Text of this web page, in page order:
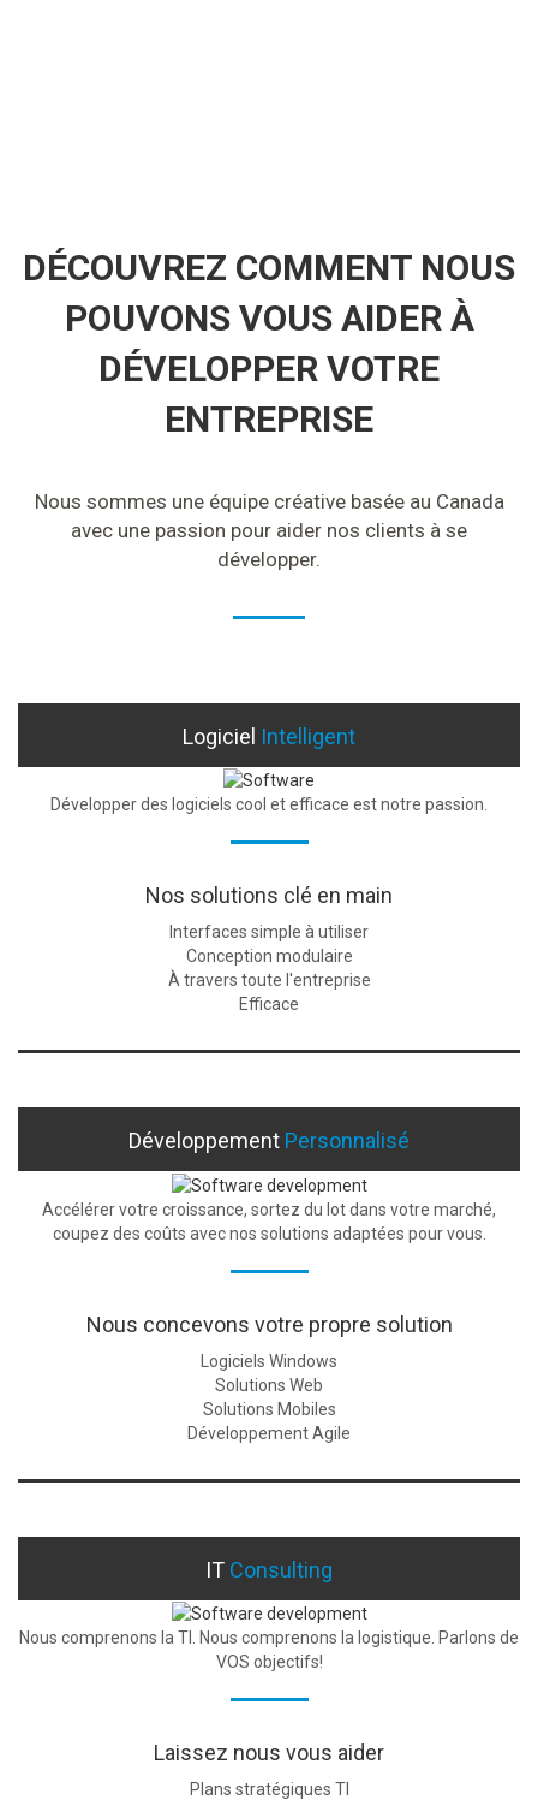
DÉCOUVREZ COMMENT NOUS
POUVONS VOUS AIDER À
DÉVELOPPER VOTRE
ENTREPRISE
Nous sommes une équipe créative basée au Canada
avec une passion pour aider nos clients à se
développer.
Logiciel Intelligent
Développer des logiciels cool et efficace est notre passion.
Nos solutions clé en main
Interfaces simple à utiliser
Conception modulaire
À travers toute l'entreprise
Efficace
Développement Personnalisé
Accélérer votre croissance, sortez du lot dans votre marché,
coupez des coûts avec nos solutions adaptées pour vous.
Nous concevons votre propre solution
Logiciels Windows
Solutions Web
Solutions Mobiles
Développement Agile
IT Consulting
Nous comprenons la TI. Nous comprenons la logistique. Parlons de
VOS objectifs!
Laissez nous vous aider
Plans stratégiques TI